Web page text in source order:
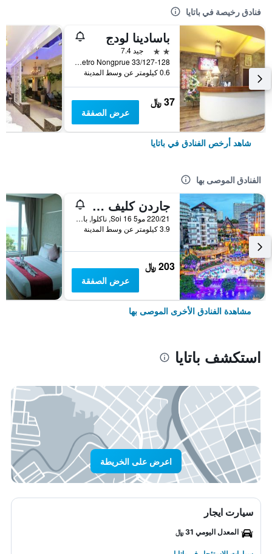
فنادق رخيصة في باتايا
باسادينا لودج
2 نجمتين
جيد 7.4
33/127-128 Moo 10 Soi Lk Metro Nongprue, باتايا, تايلاند
0.6 كيلومتر عن وسط المدينة
37 ﷼
عرض الصفقة
شاهد أرخص الفنادق في باتايا
الفنادق الموصى بها
جاردن كليف ريزورت آند سبا
220/21 مو5 Soi 16, ناكلوا, بانغلامونغ, باتايا, تايلاند
3.9 كيلومتر عن وسط المدينة
203 ﷼
عرض الصفقة
مشاهدة الفنادق الأخرى الموصى بها
استكشف باتايا
اعرض على الخريطة
سيارت ايجار
المعدل اليومي 31 ﷼